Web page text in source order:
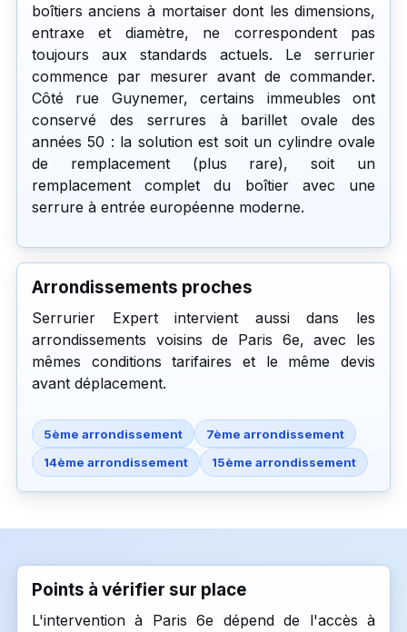
boîtiers anciens à mortaiser dont les dimensions,
entraxe et diamètre, ne correspondent pas
toujours aux standards actuels. Le serrurier
commence par mesurer avant de commander.
Côté rue Guynemer, certains immeubles ont
conservé des serrures à barillet ovale des
années 50 : la solution est soit un cylindre ovale
de remplacement (plus rare), soit un
remplacement complet du boîtier avec une
serrure à entrée européenne moderne.
Arrondissements proches
Serrurier Expert intervient aussi dans les
arrondissements voisins de Paris 6e, avec les
mêmes conditions tarifaires et le même devis
avant déplacement.
5ème arrondissement
7ème arrondissement
14ème arrondissement
15ème arrondissement
Points à vérifier sur place
L'intervention à Paris 6e dépend de l'accès à